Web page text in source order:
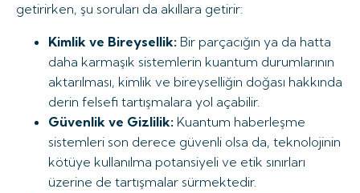
getirirken, şu soruları da akıllara getirir:
Kimlik ve Bireysellik: Bir parçacığın ya da hatta
daha karmaşık sistemlerin kuantum durumlarının
aktarılması, kimlik ve bireyselliğin doğası hakkında
derin felsefi tartışmalara yol açabilir.
Güvenlik ve Gizlilik: Kuantum haberleşme
sistemleri son derece güvenli olsa da, teknolojinin
kötüye kullanılma potansiyeli ve etik sınırları
üzerine de tartışmalar sürmektedir.